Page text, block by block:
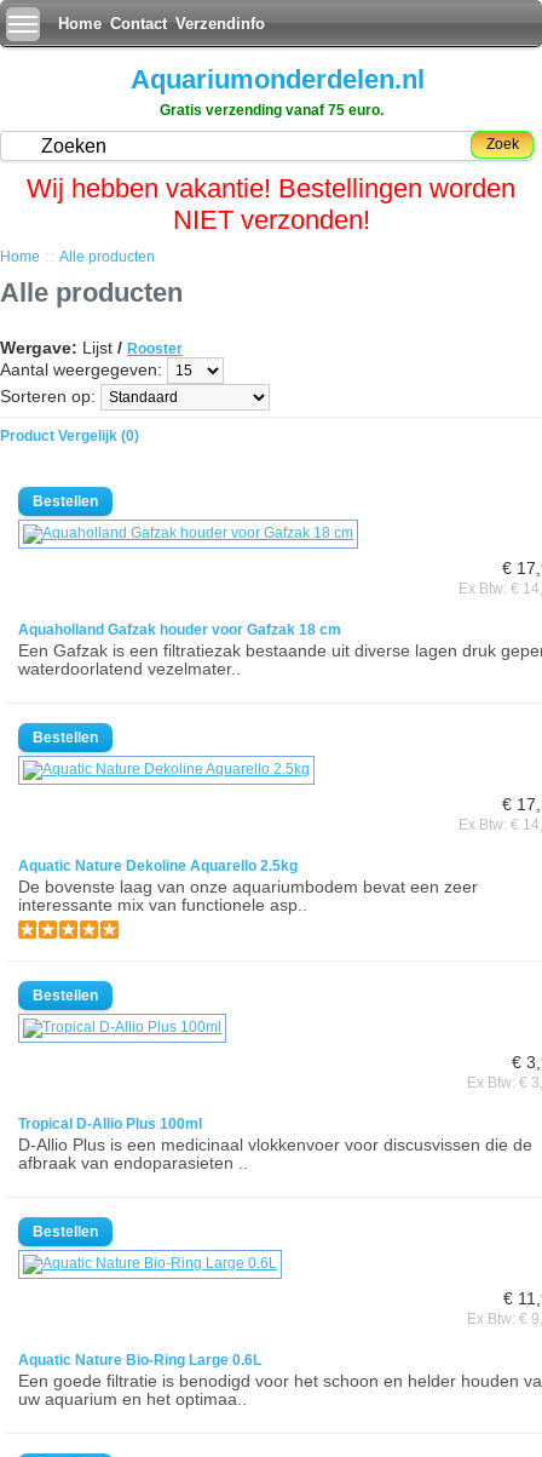
Home Contact Verzendinfo
Aquariumonderdelen.nl
Gratis verzending vanaf 75 euro.
Zoek
Wij hebben vakantie! Bestellingen worden
NIET verzonden!
Home :: Alle producten
Alle producten
Wergave: Lijst / Rooster
Aantal weergegeven:
Sorteren op:
Product Vergelijk (0)
€
Ex Btw: €
Aquaholland Gafzak houder voor Gafzak 18 cm
Een Gafzak is een filtratiezak bestaande uit diverse lagen druk
waterdoorlatend vezelmater..
€
Ex Btw: €
Aquatic Nature Dekoline Aquarello 2.5kg
De bovenste laag van onze aquariumbodem bevat een zeer
interessante mix van functionele asp..
€
Ex Btw: €
Tropical D-Allio Plus 100ml
D-Allio Plus is een medicinaal vlokkenvoer voor discusvissen die de
afbraak van endoparasieten ..
€
Ex Btw: €
Aquatic Nature Bio-Ring Large 0.6L
Een goede filtratie is benodigd voor het schoon en helder houden
uw aquarium en het optimaa..